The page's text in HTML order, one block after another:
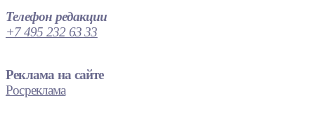
Телефон редакции
+7 495 232 63 33
Реклама на сайте
Росреклама